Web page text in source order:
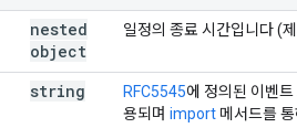
nested
object
일정의 종료 시간입니다 (
string RFC5545에 정의된 이벤
용되며 import 메서드를